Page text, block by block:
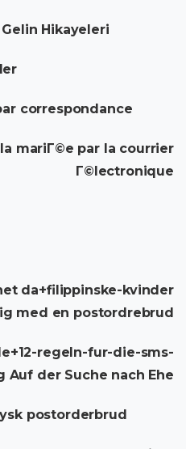
Hikayeleri
correspondance
mariГ©e par la courrier
Г©lectronique
da+filippinske-kvinder
med en postordrebrud
regeln-fur-die-sms-
der Suche nach Ehe
postorderbrud